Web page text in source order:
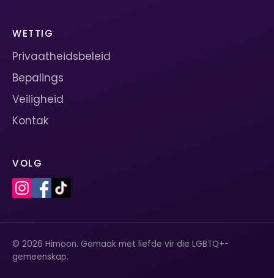
WETTIG
Privaatheidsbeleid
Bepalings
Veiligheid
Kontak
VOLG
© 2026 Himoon. Gemaak met liefde vir die LGBTQ+-
gemeenskap.